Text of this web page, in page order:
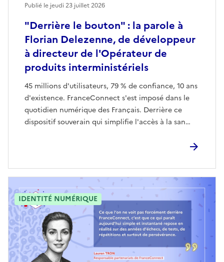
"Derrière le bouton" : la parole à
Florian Delezenne, de développeur
à directeur de l'Opérateur de
produits interministériels
45 millions d'utilisateurs, 79 % de confiance, 10 ans
d'existence. FranceConnect s'est imposé dans le
quotidien numérique des Français. Derrière ce
dispositif souverain qui simplifie l'accès à la san…
Publié le jeudi 23 juillet 2026
IDENTITÉ NUMÉRIQUE